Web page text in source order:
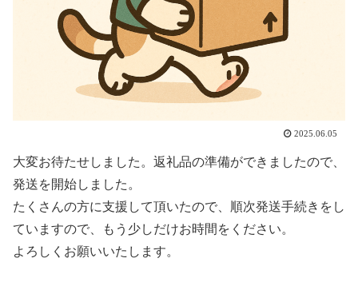
2025.06.05
大変お待たせしました。返礼品の準備ができましたので、
発送を開始しました。
たくさんの方に支援して頂いたので、順次発送手続きをし
ていますので、もう少しだけお時間をください。
よろしくお願いいたします。